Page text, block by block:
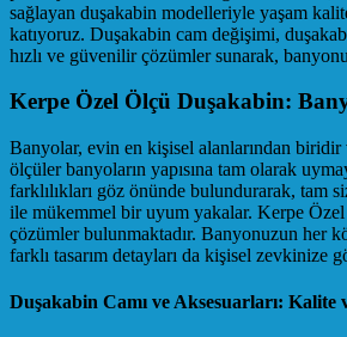
sağlayan duşakabin modelleriyle yaşam
katıyoruz. Duşakabin cam değişimi,
hızlı ve güvenilir çözümler sunarak,
Kerpe Özel Ölçü Duşakabin:
Banyolar, evin en kişisel alanlarından
ölçüler banyoların yapısına tam olarak
farklılıkları göz önünde bulundurarak, tam
ile mükemmel bir uyum yakalar. Kerpe Özel
çözümler bulunmaktadır. Banyonuzun her
farklı tasarım detayları da kişisel zevkinize
Duşakabin Camı ve Aksesuarları: Kalite